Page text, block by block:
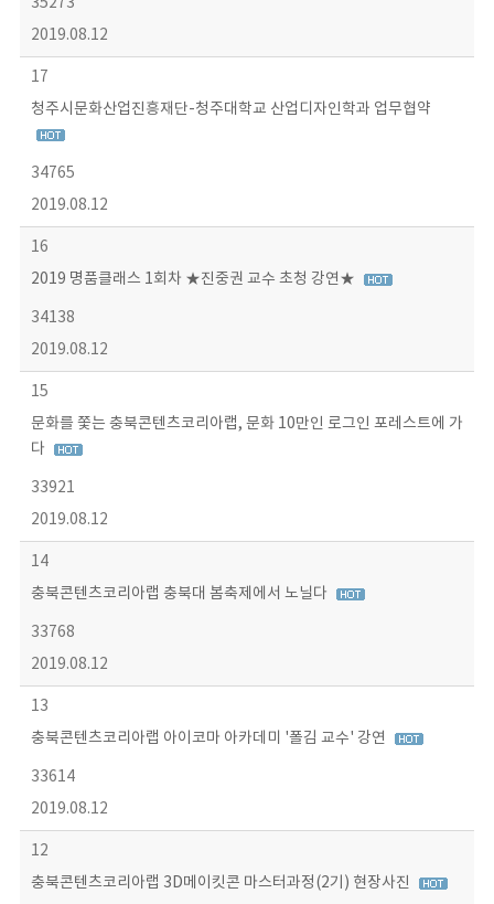
2019.08.12
17
청주시문화산업진흥재단-청주대학교 산업디자인학과 업무협약
34765
2019.08.12
16
2019 명품클래스 1회차 ★진중권 교수 초청 강연★
34138
2019.08.12
15
문화를 쫓는 충북콘텐츠코리아랩, 문화 10만인 로그인 포레스트에 가
다
33921
2019.08.12
14
충북콘텐츠코리아랩 충북대 봄축제에서 노닐다
33768
2019.08.12
13
충북콘텐츠코리아랩 아이코마 아카데미 '폴김 교수' 강연
33614
2019.08.12
12
충북콘텐츠코리아랩 3D메이킷콘 마스터과정(2기) 현장사진